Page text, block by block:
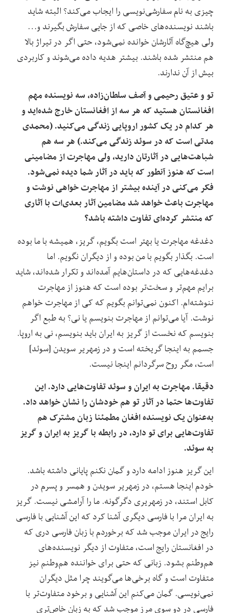
چیزی به نام سفارشی‌نویسی را ایجاب می‌کند؟ البته شاید
باشند نویسنده‌های خاصی که از جایی سفارش بگیرند و…
ولی هیچ‌گاه آثارشان خوانده نمی‌شود، حتی اگر در تیراژ بالا
هم منتشر شده باشند. بیشتر هدیه داده می‌شوند و کاربردی
بیش از آن ندارند.
تو و عتیق رحیمی و آصف سلطان‌زاده، سه نویسنده‌ مهم
افغانستان هستید که هر سه از افغانستان خارج شده‌اید و
هر کدام در یک کشور اروپایی زندگی می‌کنید. (محمدی
مدتی است که در سوئد زندگی می‌کند.) هر سه هم
شباهت‌هایی در آثارتان دارید، ولی مهاجرت از مضامینی
است که هنوز آنطور که باید در آثار شما دیده نمی‌شود.
فکر می‌کنی در آینده بیشتر از مهاجرت خواهی نوشت و
مهاجرت باعث خواهد شد مضامین آثار بعدی‌ات با آثاری
که منتشر کرده‌ای تفاوت داشته باشد؟
دغدغه‌ مهاجرت یا بهتر است بگویم، گریز، همیشه با ما بوده
است. بگذار بگویم با من بوده و از دیگران نگویم. اما
دغدغه‌هایی که در داستان‌هایم آمده‌اند و تکرار شده‌اند، شاید
برایم مهم‌تر و سخت‌تر بوده است که هنوز از مهاجرت
ننوشته‌ام. اکنون نمی‌توانم بگویم که کی از مهاجرت خواهم
نوشت. آیا می‌توانم از مهاجرت بنویسم یا نی؟ به طبع اگر
بنویسم که نخست از گریز به ایران باید بنویسم، نی به اروپا.
جسمم به اینجا گریخته است و در زمهریر سویدن [سوئد]
‌است، مگر روح سرگردانم اینجا نیست.
دقیقا. مهاجرت به ایران و سوئد تفاوت‌هایی دارد. این
تفاوت‌ها حتما در آثار تو هم خودشان را نشان خواهد داد.
به‌عنوان یک نویسنده‌ افغان مطمئنا زبان مشترک هم
تفاوت‌هایی برای تو دارد‌، در رابطه با گریز به ایران و گریز
به سوئد.
این گریز هنوز ادامه دارد و گمان نکنم پایانی داشته باشد.
خودم اینجا هستم، در زمهریر سویدن و همسر و پسرم در
کابل استند، در زمهریری دگرگونه. ما را آرامشی نیست. گریز
به ایران مرا با فارسی دیگری آشنا کرد که این آشنایی با فارسی
رایج در ایران موجب شد که برخوردم با زبان فارسی دری که
در افغانستان رایج است، متفاوت از دیگر نویسنده‌های
هم‌وطنم بشود. زبانی که حتی برای خواننده‌ هم‌وطنم نیز
متفاوت است و گاه برخی‌ها می‌گویند چرا مثل دیگران
نمی‌نویسی. گمان می‌کنم این آشنایی و برخود متفاوت‌تر با
فارسی در دو سوی مرز موجب شد که به زبان خاص‌تری‌